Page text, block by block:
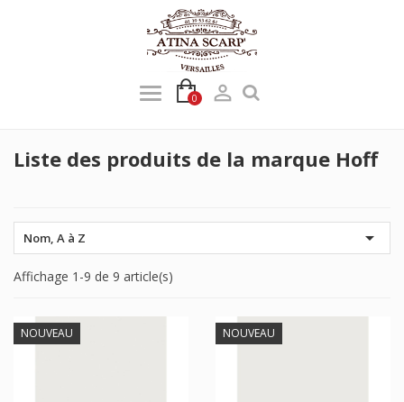
0 
Liste des produits de la marque Hoff
Nom, A à Z 
Affichage 1-9 de 9 article(s)
NOUVEAU NOUVEAU